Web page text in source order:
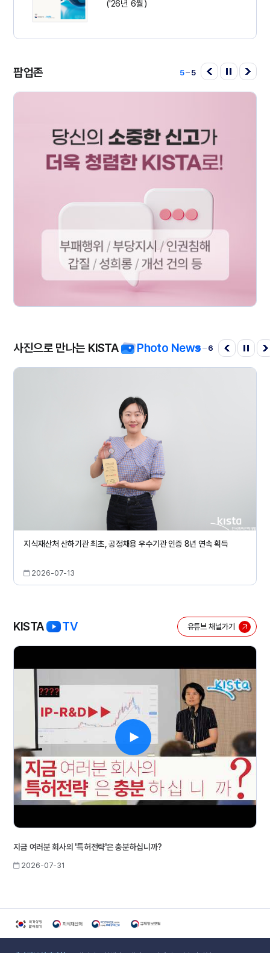
('26년 6월)
팝업존 5 5
사진으로 만나는 KISTA Photo News
6 6
지식재산처 산하기관 최초, 공정채용 우수기관 인증 8년 연속 획득
2026-07-13
KISTA TV
지금 여러분 회사의 '특허전략'은 충분하십니까?
2026-07-31
유튜브 채널가기